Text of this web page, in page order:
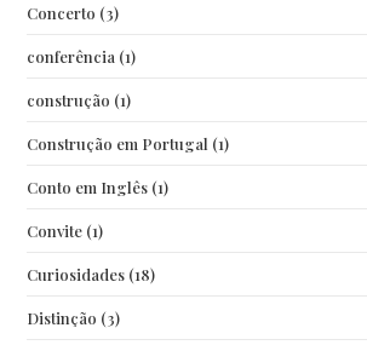
Concerto (3)
conferência (1)
construção (1)
Construção em Portugal (1)
Conto em Inglês (1)
Convite (1)
Curiosidades (18)
Distinção (3)